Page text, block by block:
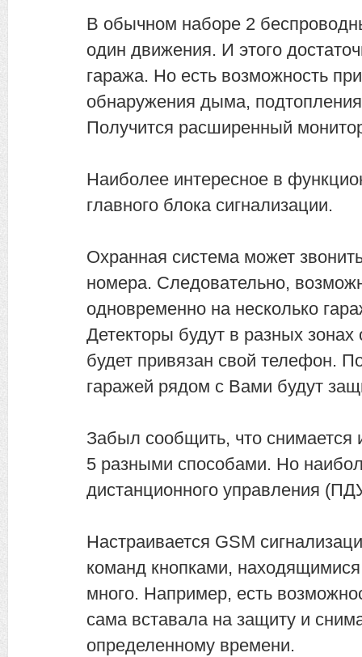
В обычном наборе 2
один движения. И этого
гаража. Но есть возможность
обнаружения дыма,
Получится расширенный
Наиболее интересное в
главного блока сигнализации.
Охранная система может
номера. Следовательно,
одновременно на несколько
Детекторы будут в разных
будет привязан свой телефон.
гаражей рядом с Вами будут
Забыл сообщить, что снимается
5 разными способами. Но
дистанционного управления
Настраивается GSM
команд кнопками,
много. Например, есть
сама вставала на защиту и
определенному времени.